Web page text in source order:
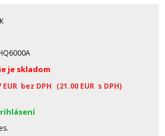
je skladom
EUR bez DPH (21.00 EUR s DPH)